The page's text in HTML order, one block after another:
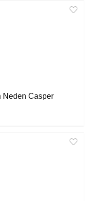
Neden Casper